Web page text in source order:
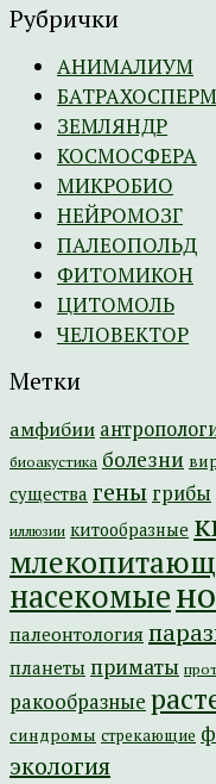
Рубрички
АНИМАЛИУМ
ЗЕМЛЯНДР
КОСМОСФЕРА
МИКРОБИО
НЕЙРОМОЗГ
ПАЛЕОПОЛЬД
ФИТОМИКОН
ЦИТОМОЛЬ
ЧЕЛОВЕКТОР
Метки
амфибии
биоакустика болезни
существа гены грибы
иллюзии китообразные
насекомые
палеонтология
планеты приматы
ракообразные
синдромы стрекающие
экология